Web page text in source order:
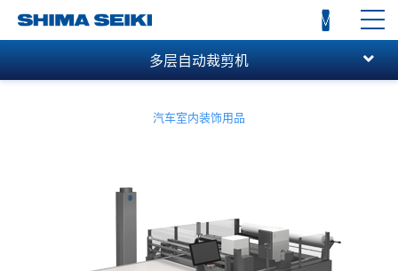
多层自动裁剪机
汽车室内装饰用品